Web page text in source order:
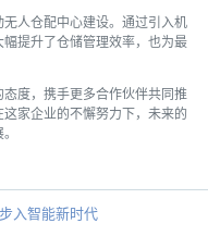
人仓配中心建设。通过引入机
提升了仓储管理效率，也为最
度，携手更多合作伙伴共同推
家企业的不懈努力下，未来的
入智能新时代